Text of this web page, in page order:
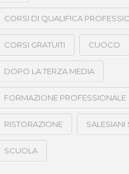
CORSI DI QUALIFICA
CORSI GRATUITI CUOCO
DOPO LA TERZA MEDIA
FORMAZIONE PROFESSIONALE
RISTORAZIONE SALESIANI
SCUOLA